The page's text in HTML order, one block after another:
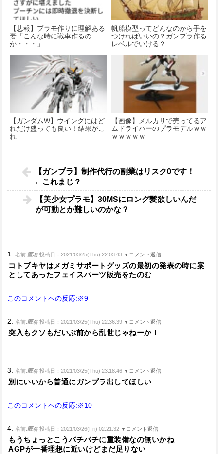
【悲報】プラモ作りに理解ある
妻「こんな時に戦車作るの
か・・・」
帆船模型ってどんなのから手を
つければいいの？ガンプラ作る
レベルでいける？
【ガンダムW】ウイングにはど
れだけ盛っても良い！結果がこ
れ
【画像】メルカリで売ってるア
ムドライバーのプラモデルｗｗ
ｗｗｗｗｗ
【ガンプラ】制作代行の副業はリスク0です！
←これまじ？
【美少女プラモ】30MSにロング髪欲しいんだ
が可動とか難しいのかな？
1. 名前:匿名 投稿日：2021/03/25(Thu) 22:03:43 ▼コメント返信
コトブキヤはメガミサポートグッズの最初の発表の時に案
としてあったフェイスパーツ販売をたのむ
このコメントへの反応:※9
2. 名前:匿名 投稿日：2021/03/25(Thu) 22:36:39 ▼コメント返信
突入もクソもだいぶ前から乱世じゃねーか！
3. 名前:匿名 投稿日：2021/03/25(Thu) 23:18:46 ▼コメント返信
別にいいから普通にガンプラ出してほしい
このコメントへの反応:※10
4. 名前:匿名 投稿日：2021/03/26(Fri) 02:21:32 ▼コメント返信
もうちょっとこうバチバチに重装備なの無いかね
AGPが一番理想に近いけどまだ足りない